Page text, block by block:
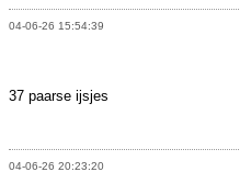
04-06-26 15:54:39
37 paarse ijsjes
04-06-26 20:23:20